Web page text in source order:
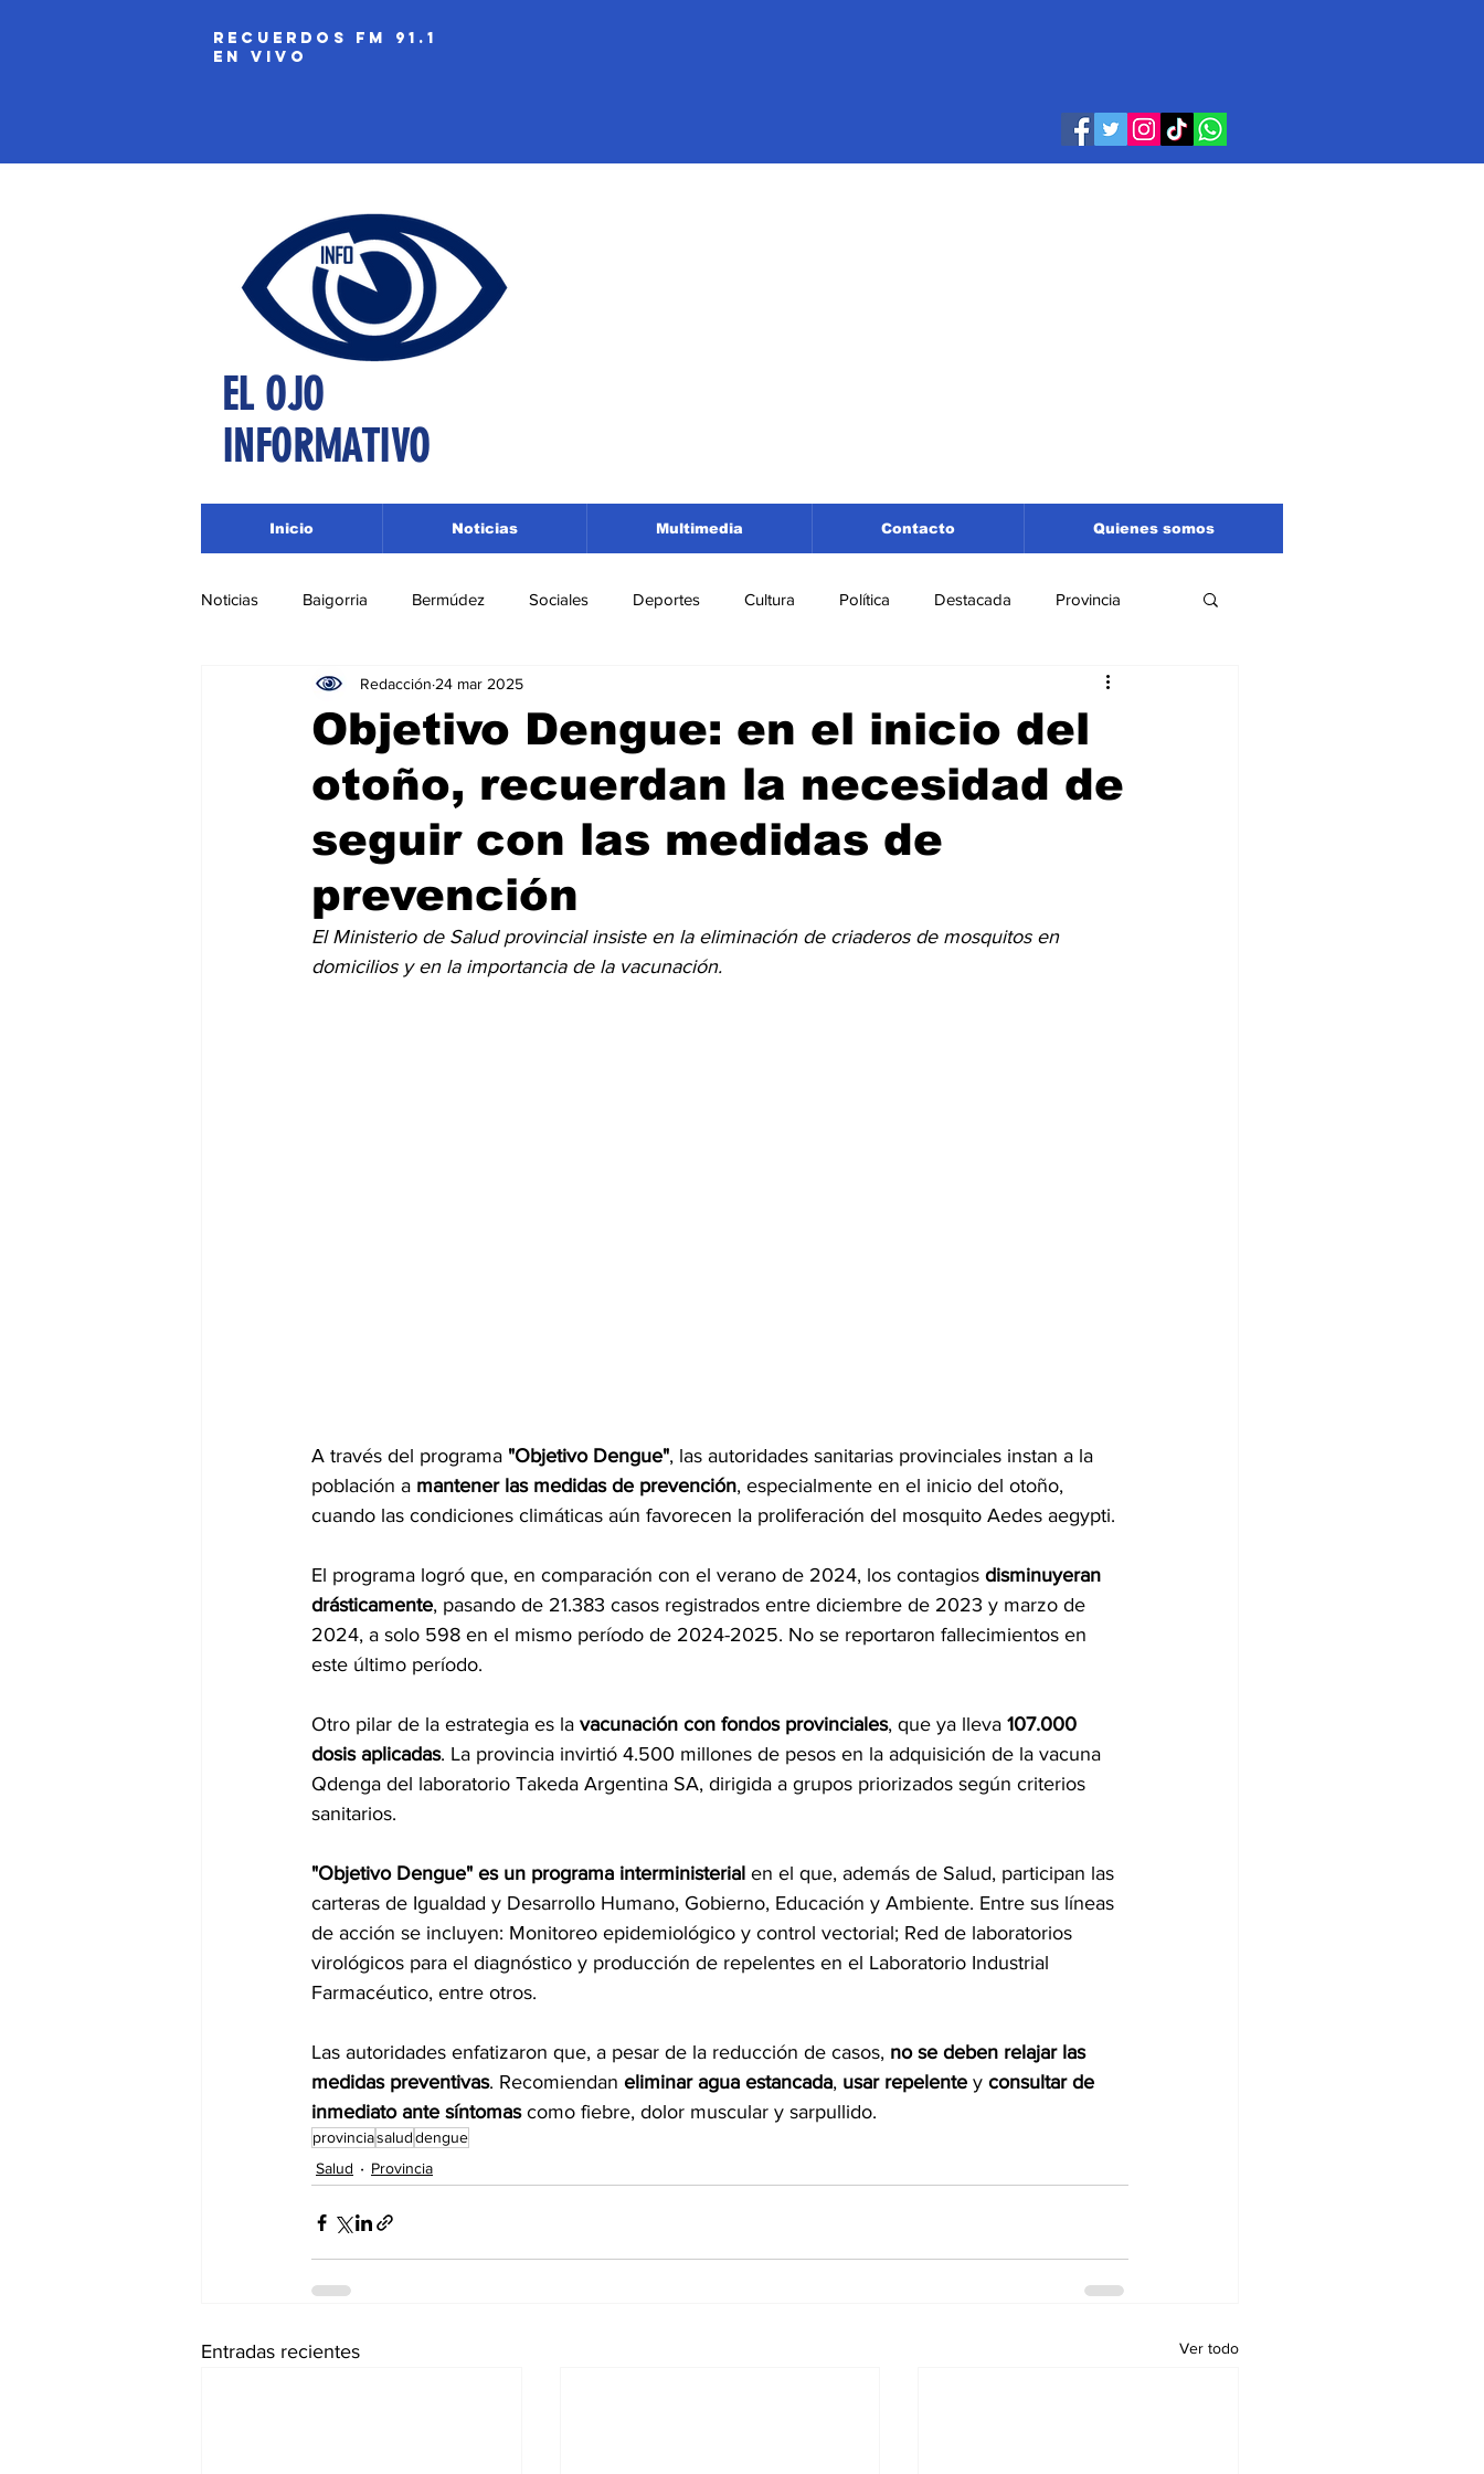
recuerdos fm 91.1
EN VIVO
EL OJO
INFORMATIVO
Inicio Noticias Multimedia Contacto Quienes somos
Noticias Baigorria Bermúdez Sociales Deportes Cultura Política Destacada Provincia
Nacionales Beltrán San Lorenzo Santa Fe
Roldán Departamento San Lorenzo Pujato Turismo Economía Liga Sanlorencina
Asociación Rosarina de Fútbol
Objetivo Dengue: en el inicio del
otoño, recuerdan la necesidad de
seguir con las medidas de
prevención
Redacción 24 mar 2025
El Ministerio de Salud provincial insiste en la eliminación de criaderos de mosquitos en
domicilios y en la importancia de la vacunación.
A través del programa "Objetivo Dengue", las autoridades sanitarias provinciales instan a la
población a mantener las medidas de prevención, especialmente en el inicio del otoño,
cuando las condiciones climáticas aún favorecen la proliferación del mosquito Aedes aegypti.
El programa logró que, en comparación con el verano de 2024, los contagios disminuyeran
drásticamente, pasando de 21.383 casos registrados entre diciembre de 2023 y marzo de
2024, a solo 598 en el mismo período de 2024-2025. No se reportaron fallecimientos en
este último período.
Otro pilar de la estrategia es la vacunación con fondos provinciales, que ya lleva 107.000
dosis aplicadas. La provincia invirtió 4.500 millones de pesos en la adquisición de la vacuna
Qdenga del laboratorio Takeda Argentina SA, dirigida a grupos priorizados según criterios
sanitarios.
"Objetivo Dengue" es un programa interministerial en el que, además de Salud, participan las
carteras de Igualdad y Desarrollo Humano, Gobierno, Educación y Ambiente. Entre sus líneas
de acción se incluyen: Monitoreo epidemiológico y control vectorial; Red de laboratorios
virológicos para el diagnóstico y producción de repelentes en el Laboratorio Industrial
Farmacéutico, entre otros.
Las autoridades enfatizaron que, a pesar de la reducción de casos, no se deben relajar las
medidas preventivas. Recomiendan eliminar agua estancada, usar repelente y consultar de
inmediato ante síntomas como fiebre, dolor muscular y sarpullido.
provinciasaluddengue
Salud
Provincia
Entradas recientes Ver todo